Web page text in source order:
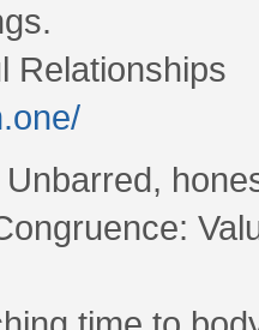
Relationships